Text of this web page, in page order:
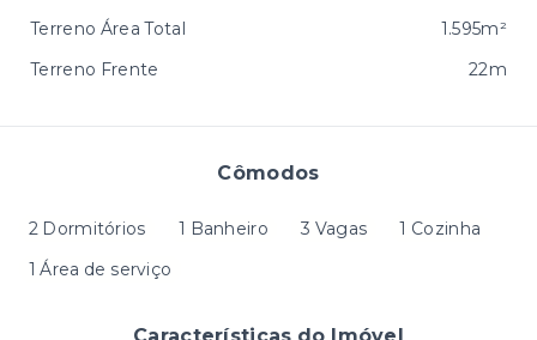
Cômodos
2 Dormitórios 1 Banheiro 3 Vagas
1 Cozinha
1 Área de serviço
Terreno Área Total
1.595m²
Terreno Frente
22m